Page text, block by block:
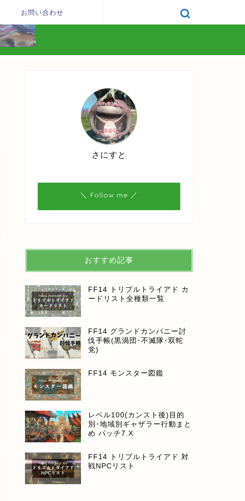
お問い合わせ
さにすと
＼ Follow me ／
おすすめ記事
FF14 トリプルトライアド カ
ードリスト全種類一覧
FF14 グランドカンパニー討
伐手帳(黒渦団･不滅隊･双蛇
党)
FF14 モンスター図鑑
レベル100(カンスト後)目的
別･地域別ギャザラー行動まと
め パッチ7.X
FF14 トリプルトライアド 対
戦NPCリスト